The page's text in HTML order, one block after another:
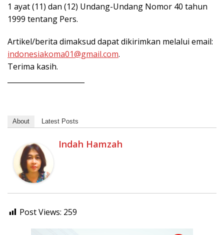
1 ayat (11) dan (12) Undang-Undang Nomor 40 tahun
1999 tentang Pers.
Artikel/berita dimaksud dapat dikirimkan melalui email:
indonesiakoma01@gmail.com.
Terima kasih.
About Latest Posts
Indah Hamzah
Post Views: 259